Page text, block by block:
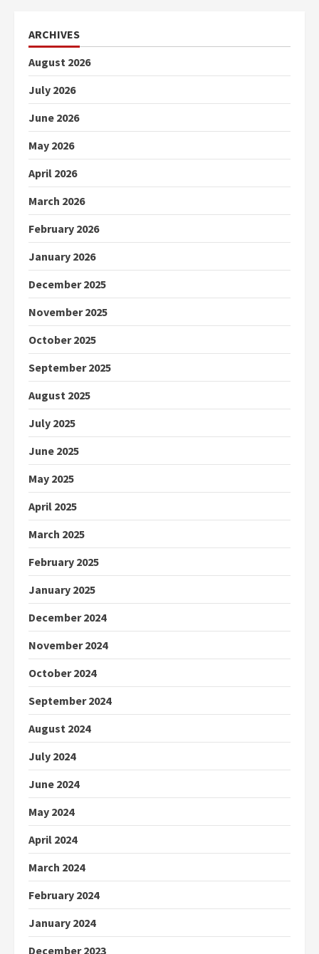
ARCHIVES
August 2026
July 2026
June 2026
May 2026
April 2026
March 2026
February 2026
January 2026
December 2025
November 2025
October 2025
September 2025
August 2025
July 2025
June 2025
May 2025
April 2025
March 2025
February 2025
January 2025
December 2024
November 2024
October 2024
September 2024
August 2024
July 2024
June 2024
May 2024
April 2024
March 2024
February 2024
January 2024
December 2023